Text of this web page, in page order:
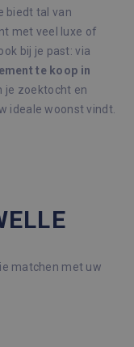
biedt tal van
met veel luxe of
bij je past: via
te koop in
je zoektocht en
ideale woonst vindt.
matchen met uw